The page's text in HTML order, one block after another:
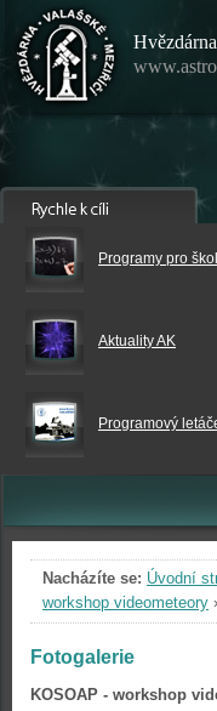
Programy pro
Aktuality AK
Programový
Nacházíte se: Úvodní
workshop videometeory
Fotogalerie
KOSOAP - workshop